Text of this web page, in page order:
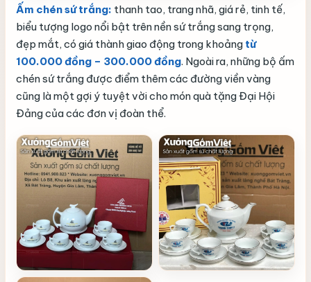
Ấm chén sứ trắng: thanh tao, trang nhã, giá rẻ, tinh tế,
biểu tượng logo nổi bật trên nền sứ trắng sang trọng,
đẹp mắt, có giá thành giao động trong khoảng từ
100.000 đồng – 300.000 đồng. Ngoài ra, những bộ ấm
chén sứ trắng được điểm thêm các đường viền vàng
cũng là một gợi ý tuyệt vời cho món quà tặng Đại Hội
Đảng của các đơn vị đoàn thể.